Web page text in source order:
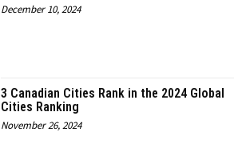
December 10, 2024
3 Canadian Cities Rank in the 2024 Global
Cities Ranking
November 26, 2024